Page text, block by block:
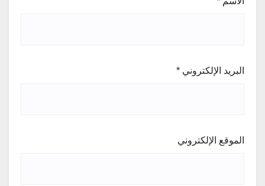
البريد الإلكتروني *
الموقع الإلكتروني